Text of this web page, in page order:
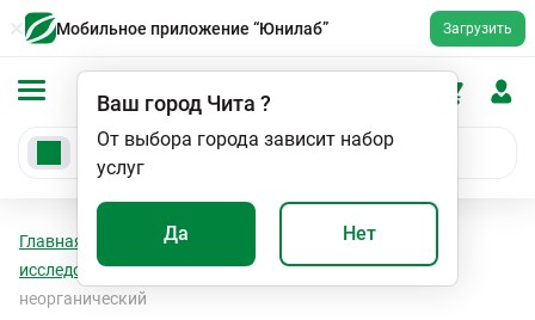
Мобильное приложение “Юнилаб” Загрузить
Ваш город Чита ?
От выбора города зависит набор
услуг
Да Нет
Главная Анализы
Биохимические
исследования
Макро- и микроэлементы
Фосфор
неорганический